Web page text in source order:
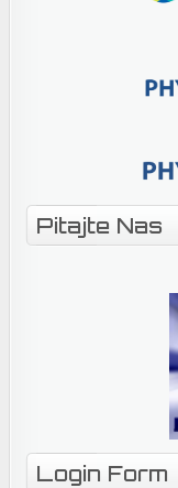
Pitajte Nas
Login Form